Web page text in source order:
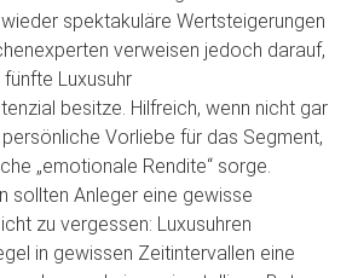
spektakuläre Wertsteigerungen
verweisen jedoch darauf,
Luxusuhr
besitze. Hilfreich, wenn nicht gar
Vorliebe für das Segment,
„emotionale Rendite“ sorge.
sollten Anleger eine gewisse
zu vergessen: Luxusuhren
in gewissen Zeitintervallen eine